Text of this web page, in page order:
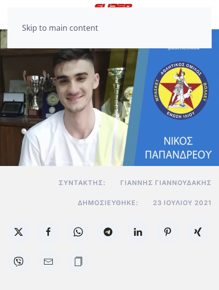
Skip to main content
ΣΥΝΤΆΚΤΗΣ: ΓΙΆΝΝΗΣ ΓΙΑΝΝΟΥΔΆΚΗΣ
ΔΗΜΟΣΙΕΎΘΗΚΕ: 23 ΙΟΥΛΊΟΥ 2021